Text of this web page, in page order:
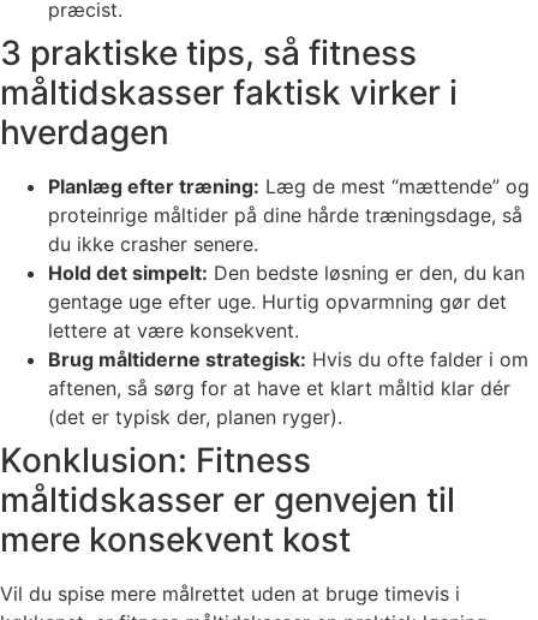
præcist.
3 praktiske tips, så fitness
måltidskasser faktisk virker i
hverdagen
Planlæg efter træning: Læg de mest “mættende” og
proteinrige måltider på dine hårde træningsdage, så
du ikke crasher senere.
Hold det simpelt: Den bedste løsning er den, du kan
gentage uge efter uge. Hurtig opvarmning gør det
lettere at være konsekvent.
Brug måltiderne strategisk: Hvis du ofte falder i om
aftenen, så sørg for at have et klart måltid klar dér
(det er typisk der, planen ryger).
Konklusion: Fitness
måltidskasser er genvejen til
mere konsekvent kost
Vil du spise mere målrettet uden at bruge timevis i